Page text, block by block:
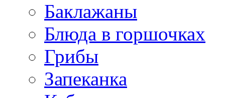
Баклажаны
Блюда в горшочках
Грибы
Запеканка